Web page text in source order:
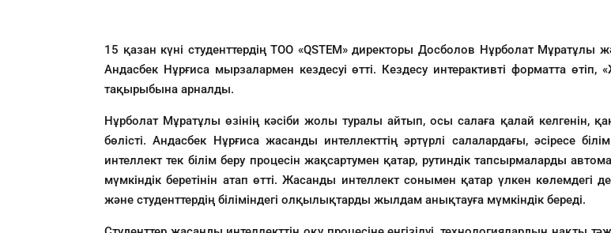
15 қазан күні студенттердің ТОО «QSTEM» директоры Досболов Нұрболат
Андасбек Нұрғиса мырзалармен кездесуі өтті. Кездесу интерактивті форматта
тақырыбына арналды.
Нұрболат Мұратұлы өзінің кәсіби жолы туралы айтып, осы салаға қалай келгенін,
бөлісті. Андасбек Нұрғиса жасанды интеллекттің әртүрлі салалардағы, әсіресе
интеллект тек білім беру процесін жақсартумен қатар, рутиндік тапсырмаларды
мүмкіндік беретінін атап өтті. Жасанды интеллект сонымен қатар үлкен көлемдегі
және студенттердің біліміндегі олқылықтарды жылдам анықтауға мүмкіндік береді.